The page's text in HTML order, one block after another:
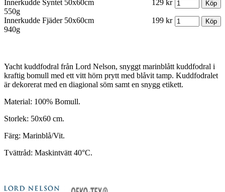
Innerkudde Syntet 50x60cm
550g
129 kr
Innerkudde Fjäder 50x60cm
940g
199 kr
Yacht kuddfodral från Lord Nelson, snyggt marinblått kuddfodral i
kraftig bomull med ett vitt hörn prytt med blåvit tamp. Kuddfodralet
är dekorerat med en diagional söm samt en snygg etikett.
Material: 100% Bomull.
Storlek: 50x60 cm.
Färg: Marinblå/Vit.
Tvättråd: Maskintvätt 40°C.